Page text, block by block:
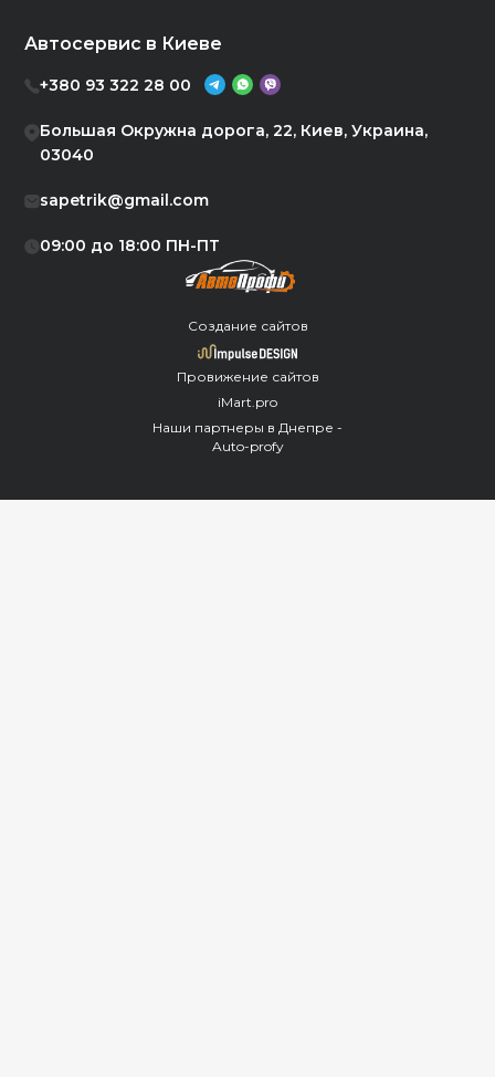
Создание сайтов
Провижение сайтов
iMart.pro
Наши партнеры в Днепре -
Auto-profy
Автосервис в Киеве
+380 93 322 28 00
Большая Окружна дорога, 22, Киев, Украина,
03040
sapetrik@gmail.com
09:00 до 18:00 ПН-ПТ